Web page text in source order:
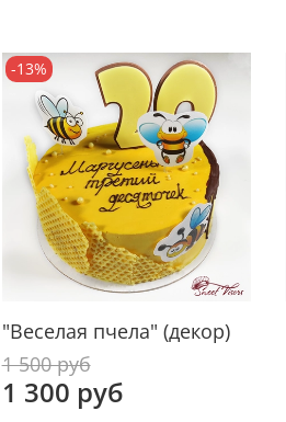
-13%
"Веселая пчела" (декор)
1 500 руб
1 300 руб